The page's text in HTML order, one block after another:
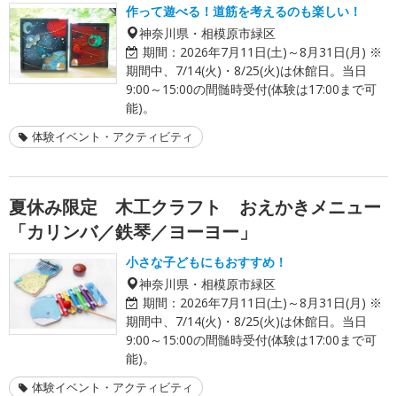
作って遊べる！道筋を考えるのも楽しい！
神奈川県・相模原市緑区
期間： 2026年7月11日(土)～8月31日(月) ※
期間中、7/14(火)・8/25(火)は休館日。当日
9:00～15:00の間髄時受付(体験は17:00まで可
能)。
体験イベント・アクティビティ
夏休み限定 木工クラフト おえかきメニュー
「カリンバ／鉄琴／ヨーヨー」
小さな子どもにもおすすめ！
神奈川県・相模原市緑区
期間： 2026年7月11日(土)～8月31日(月) ※
期間中、7/14(火)・8/25(火)は休館日。当日
9:00～15:00の間髄時受付(体験は17:00まで可
能)。
体験イベント・アクティビティ